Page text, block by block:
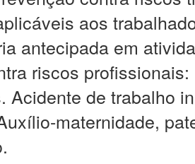
aos
antecipada em
riscos
Acidente de trabalho
maternidade,